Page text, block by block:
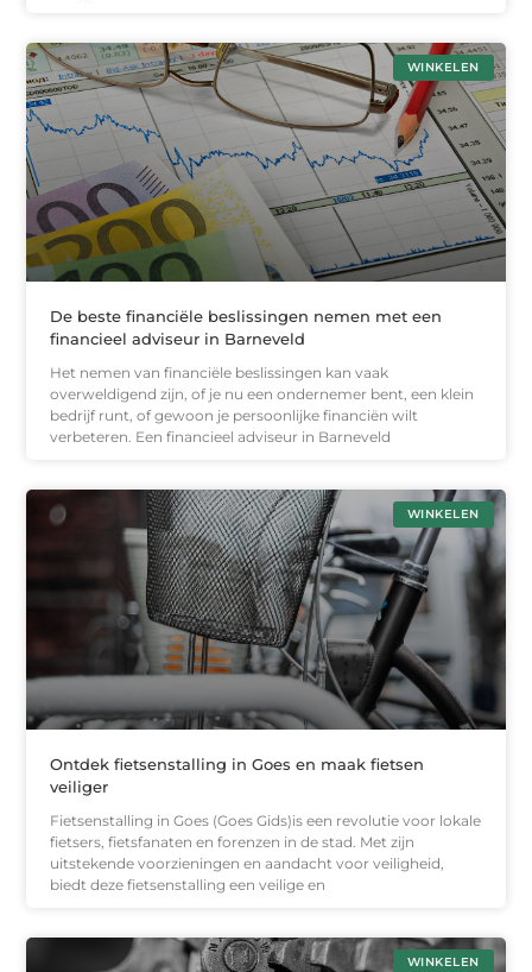
WINKELEN
De beste financiële beslissingen nemen met een
financieel adviseur in Barneveld
Het nemen van financiële beslissingen kan vaak
overweldigend zijn, of je nu een ondernemer bent, een klein
bedrijf runt, of gewoon je persoonlijke financiën wilt
verbeteren. Een financieel adviseur in Barneveld
WINKELEN
Ontdek fietsenstalling in Goes en maak fietsen
veiliger
Fietsenstalling in Goes (Goes Gids)is een revolutie voor lokale
fietsers, fietsfanaten en forenzen in de stad. Met zijn
uitstekende voorzieningen en aandacht voor veiligheid,
biedt deze fietsenstalling een veilige en
WINKELEN